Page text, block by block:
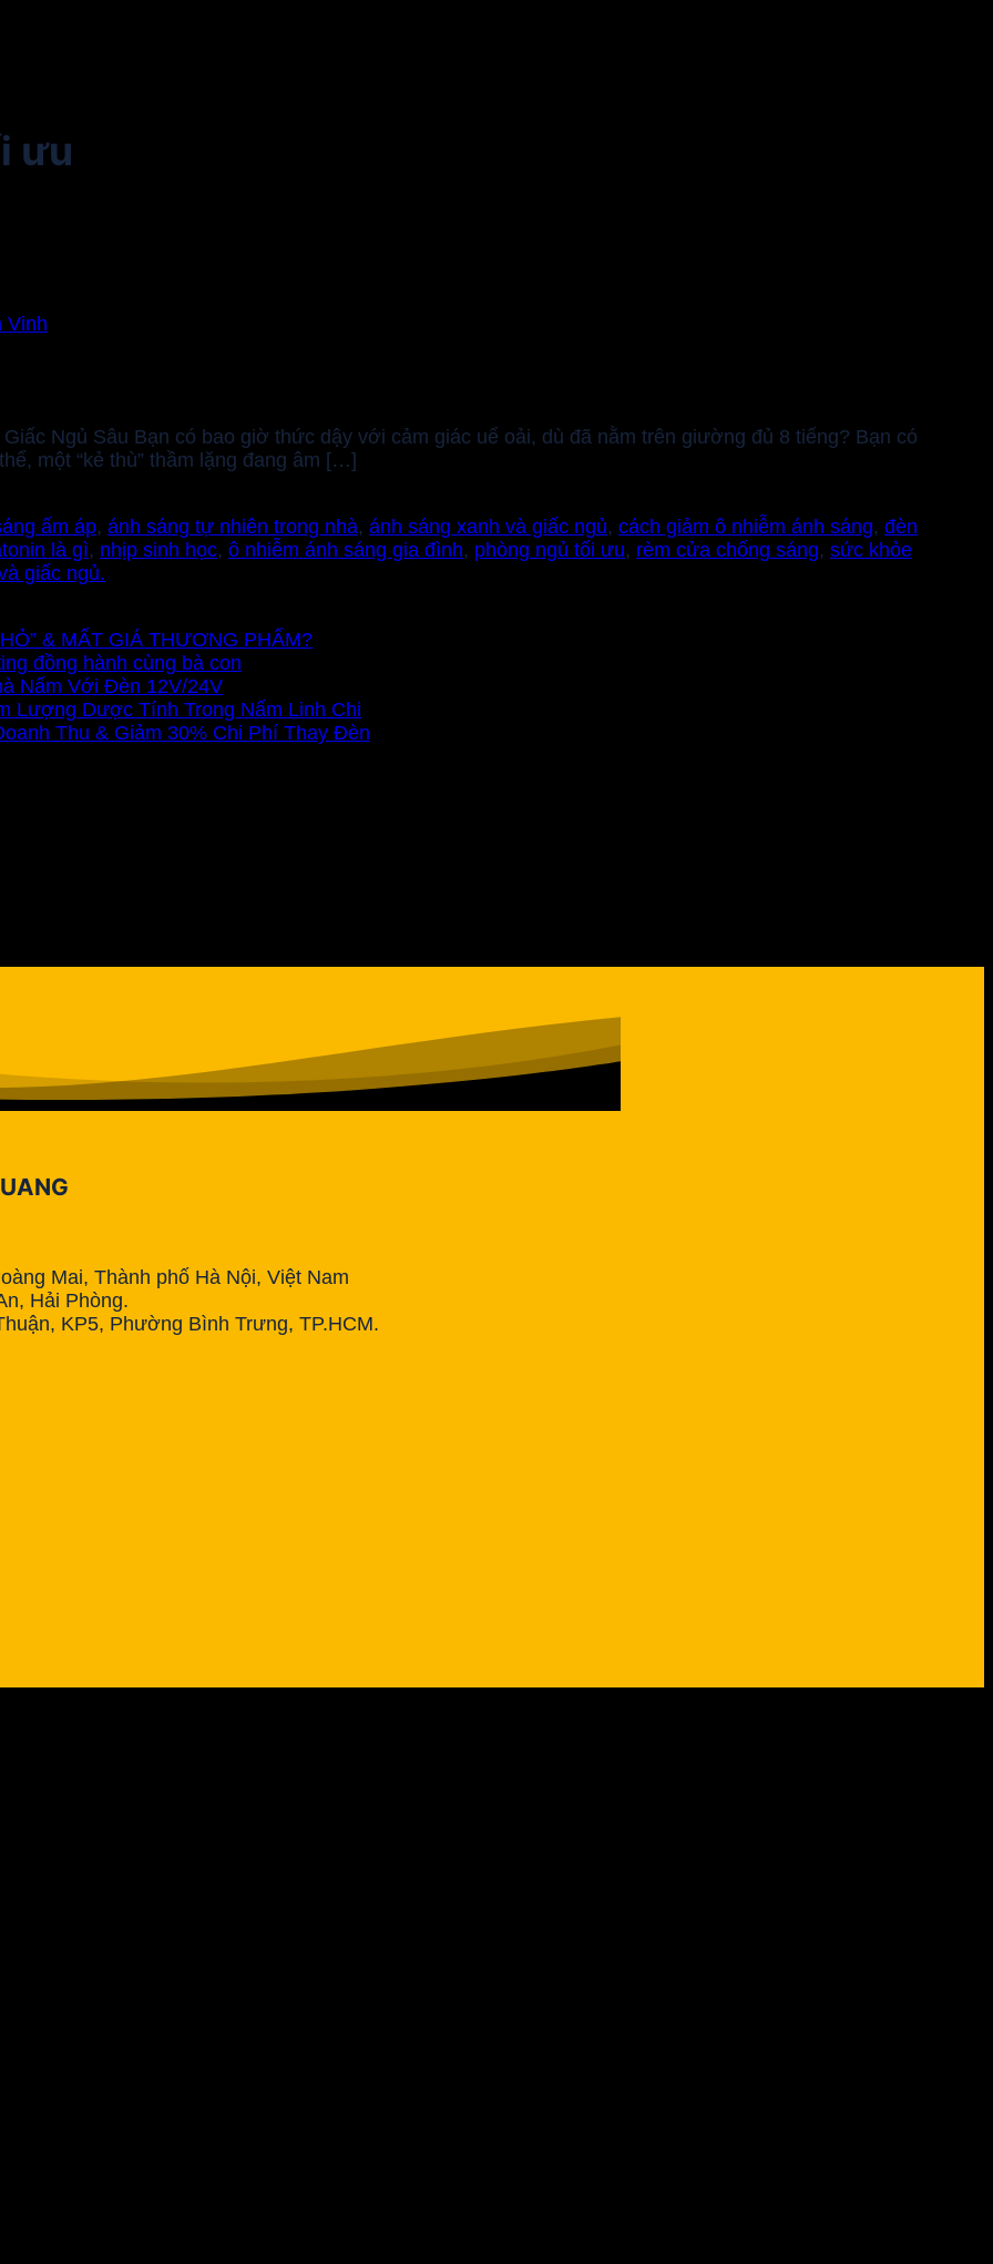
ưu
Vinh
Ngủ Sâu Bạn có bao giờ thức dậy với cảm giác uể oải, dù đã nằm trên giường đủ 8 tiếng? Bạn có
một “kẻ thù” thầm lặng đang âm […]
ấm áp, ánh sáng tự nhiên trong nhà, ánh sáng xanh và giấc ngủ, cách giảm ô nhiễm ánh sáng, đèn
là gì, nhịp sinh học, ô nhiễm ánh sáng gia đình, phòng ngủ tối ưu, rèm cửa chống sáng, sức khỏe
giấc ngủ.
& MẤT GIÁ THƯƠNG PHẨM?
đồng hành cùng bà con
Nấm Với Đèn 12V/24V
Lượng Dược Tính Trong Nấm Linh Chi
Thu & Giảm 30% Chi Phí Thay Đèn
Mai, Thành phố Hà Nội, Việt Nam
Hải Phòng.
KP5, Phường Bình Trưng, TP.HCM.